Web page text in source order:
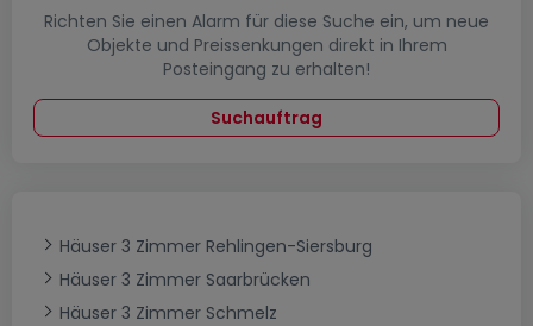
Richten Sie einen Alarm für diese Suche ein, um neue
Objekte und Preissenkungen direkt in Ihrem
Posteingang zu erhalten!
Suchauftrag
Häuser 3 Zimmer Rehlingen-Siersburg
Häuser 3 Zimmer Saarbrücken
Häuser 3 Zimmer Schmelz